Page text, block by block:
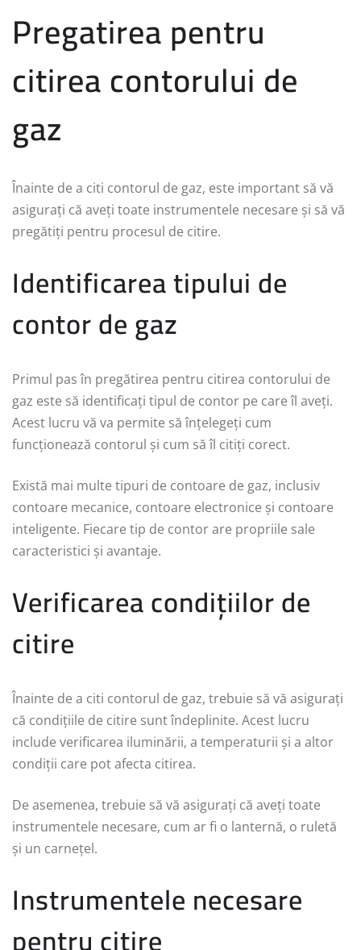
Pregatirea pentru
citirea contorului de
gaz
Înainte de a citi contorul de gaz, este important să vă
asigurați că aveți toate instrumentele necesare și să vă
pregătiți pentru procesul de citire.
Identificarea tipului de
contor de gaz
Primul pas în pregătirea pentru citirea contorului de
gaz este să identificați tipul de contor pe care îl aveți.
Acest lucru vă va permite să înțelegeți cum
funcționează contorul și cum să îl citiți corect.
Există mai multe tipuri de contoare de gaz, inclusiv
contoare mecanice, contoare electronice și contoare
inteligente. Fiecare tip de contor are propriile sale
caracteristici și avantaje.
Verificarea condițiilor de
citire
Înainte de a citi contorul de gaz, trebuie să vă asigurați
că condițiile de citire sunt îndeplinite. Acest lucru
include verificarea iluminării, a temperaturii și a altor
condiții care pot afecta citirea.
De asemenea, trebuie să vă asigurați că aveți toate
instrumentele necesare, cum ar fi o lanternă, o ruletă
și un carnețel.
Instrumentele necesare